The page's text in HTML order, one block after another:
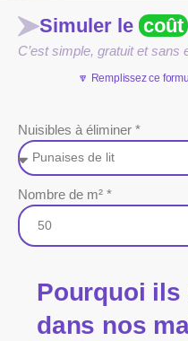
Simuler le coût
C’est simple, gratuit et sans
🔽 Remplissez ce
Nuisibles à éliminer *
Nombre de m² *
Pourquoi
dans nos